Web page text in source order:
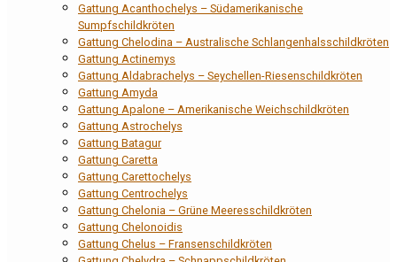
Gattung Acanthochelys – Südamerikanische
Sumpfschildkröten
Gattung Chelodina – Australische Schlangenhalsschildkröten
Gattung Actinemys
Gattung Aldabrachelys – Seychellen-Riesenschildkröten
Gattung Amyda
Gattung Apalone – Amerikanische Weichschildkröten
Gattung Astrochelys
Gattung Batagur
Gattung Caretta
Gattung Carettochelys
Gattung Centrochelys
Gattung Chelonia – Grüne Meeresschildkröten
Gattung Chelonoidis
Gattung Chelus – Fransenschildkröten